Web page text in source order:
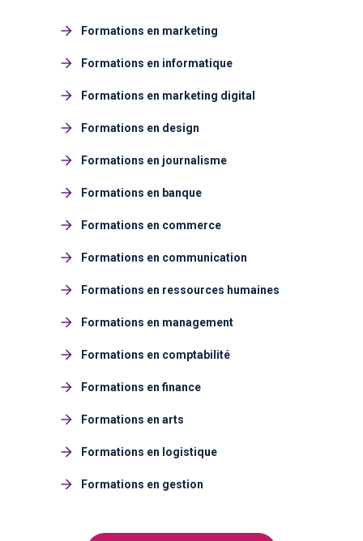
Formations en marketing
Formations en informatique
Formations en marketing digital
Formations en design
Formations en journalisme
Formations en banque
Formations en commerce
Formations en communication
Formations en ressources humaines
Formations en management
Formations en comptabilité
Formations en finance
Formations en arts
Formations en logistique
Formations en gestion